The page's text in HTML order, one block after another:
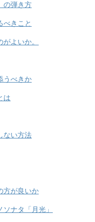
の弾き方
べきこと
よいか。
うべきか
は
ない方法
方が良いか
ナタ「月光」